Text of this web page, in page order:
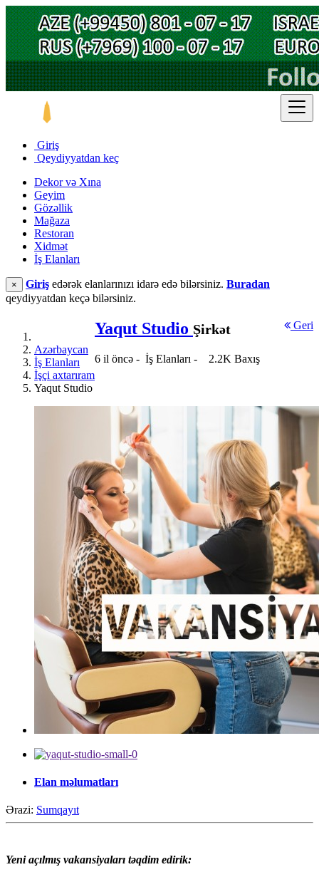
Giriş
Qeydiyyatdan keç
Dekor və Xına
Geyim
Gözəllik
Mağaza
Restoran
Xidmət
İş Elanları
× Giriş edərək elanlarınızı idarə edə bilərsiniz. Buradan
qeydiyyatdan keçə bilərsiniz.
Azərbaycan
İş Elanları
İşçi axtarıram
Yaqut Studio
Geri
Yaqut Studio Şirkət
6 il öncə - İş Elanları - 2.2K Baxış
Elan məlumatları
Ərazi: Sumqayıt
Yeni açılmış vakansiyaları təqdim edirik: